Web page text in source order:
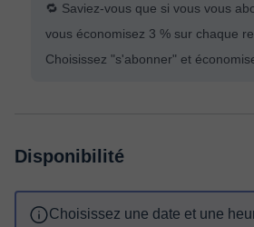
🔁 Saviez-vous que si vous vous
vous économisez 3 % sur chaque
Choisissez "s'abonner" et
Disponibilité
Choisissez une date et une